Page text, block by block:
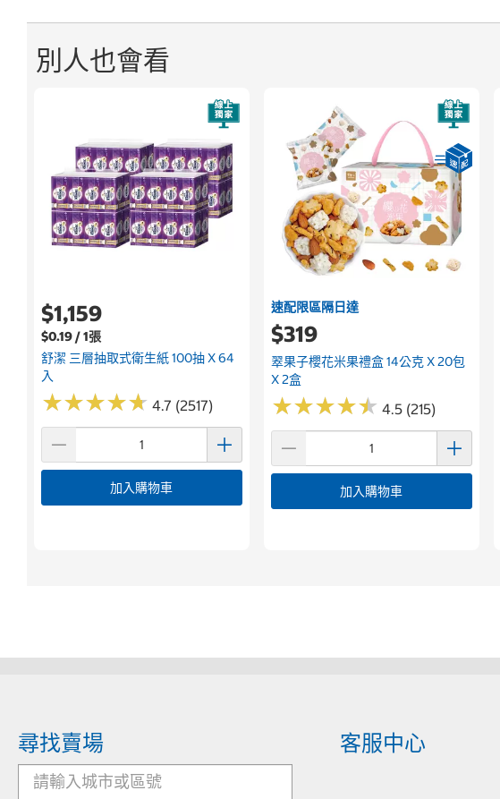
別人也會看
$1,159
$0.19 / 1張
舒潔 三層抽取式衛生紙 100抽 X 64
入
★★★★★
★★★★★ 4.7 (2517)
加入購物車
速配限區隔日達
$319
翠果子櫻花米果禮盒 14公克 X 20包
X 2盒
★★★★★
★★★★★ 4.5 (215)
加入購物車
尋找賣場 客服中心